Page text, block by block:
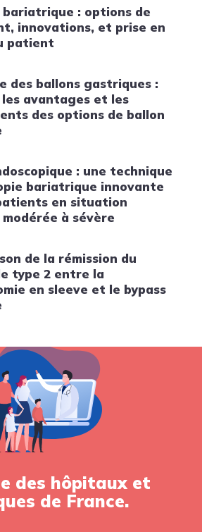
bariatrique : options de
innovations, et prise en
patient
des ballons gastriques :
avantages et les
des options de ballon
: une technique
bariatrique innovante
en situation
à sévère
de la rémission du
type 2 entre la
en sleeve et le bypass
des hôpitaux et
de France.